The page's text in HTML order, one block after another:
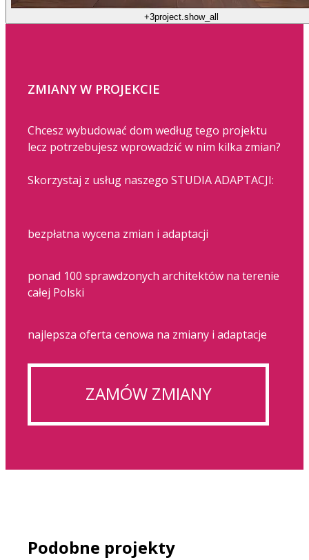
+3project.show_all
ZMIANY W PROJEKCIE
Chcesz wybudować dom według tego projektu
lecz potrzebujesz wprowadzić w nim kilka zmian?
Skorzystaj z usług naszego STUDIA ADAPTACJI:
bezpłatna wycena zmian i adaptacji
ponad 100 sprawdzonych architektów na terenie
całej Polski
najlepsza oferta cenowa na zmiany i adaptacje
ZAMÓW ZMIANY
Podobne projekty